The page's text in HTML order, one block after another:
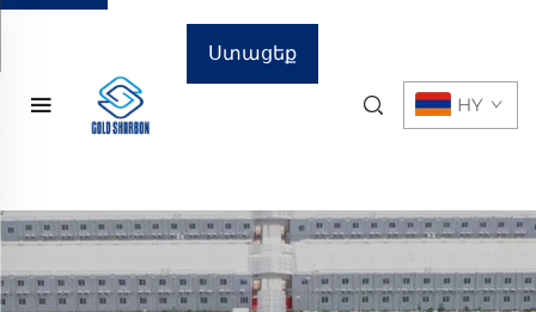
Ստացեք
HY